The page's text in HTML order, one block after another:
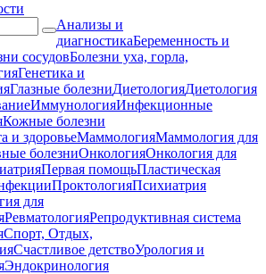
Анализы и
диагностикаБеременность и
сосудовБолезни уха, горла,
Генетика и
Глазные болезниДиетологияДиетология
ИммунологияИнфекционные
Кожные болезни
и здоровьеМаммологияМаммология для
болезниОнкологияОнкология для
Первая помощьПластическая
ПроктологияПсихиатрия
для
РевматологияРепродуктивная система
Спорт, Отдых,
Счастливое детствоУрология и
Эндокринология